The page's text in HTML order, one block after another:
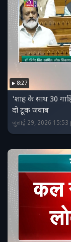
8:27
'शाह के साथ 30
दो टूक जवाब
जुलाई 29, 2026 15:53